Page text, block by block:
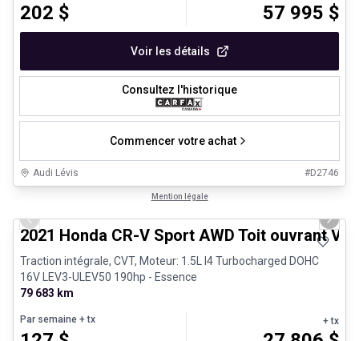
202 $ 57 995 $
Voir les détails
Consultez l'historique
Commencer votre achat
Audi Lévis #D2746
Mention légale
Previous slide Next
2021 Honda CR-V Sport AWD Toit ouvrant
Traction intégrale, CVT, Moteur: 1.5L I4 Turbocharged DOHC
16V LEV3-ULEV50 190hp - Essence
79 683 km
Par semaine + tx + tx